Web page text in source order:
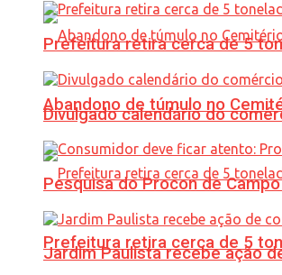
Abandono de túmulo no
Prefeitura retira cerca de 5
Prefeitura retira cerca de 5
Divulgado calendário do
Pesquisa do Procon de
Jardim Paulista recebe ação